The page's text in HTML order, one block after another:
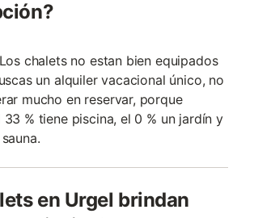
chalets no estan bien equipados
un alquiler vacacional único, no
mucho en reservar, porque
33 % tiene piscina, el 0 % un jardín y
en Urgel brindan